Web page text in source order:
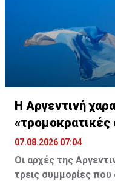
Η Αργεντινή
«τρομοκρατικές
συμμορίες στον
07.08.2026 07:04
Οι αρχές της
τρεις συμμορίες που